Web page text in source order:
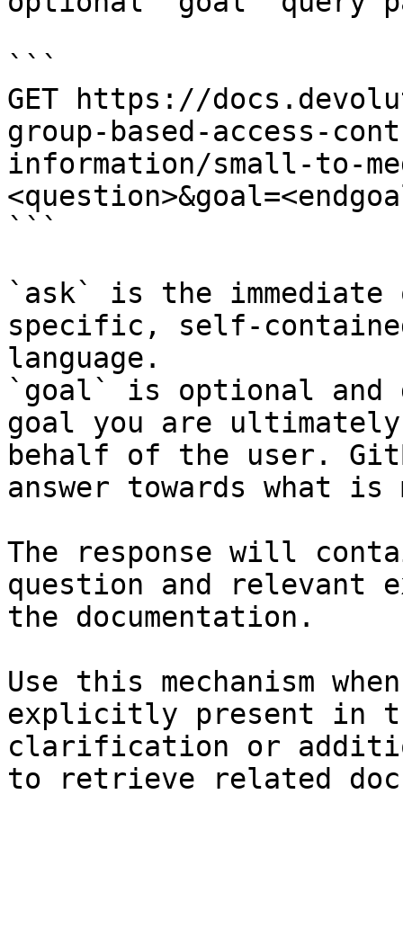
```
GET https://
group-based-access-
information/small-to-
```
`ask` is the
specific, self-
language.
`goal` is optional and
goal you are
behalf of the user.
answer towards what
The response will
question and relevant
the documentation.
Use this mechanism
explicitly present in
clarification or